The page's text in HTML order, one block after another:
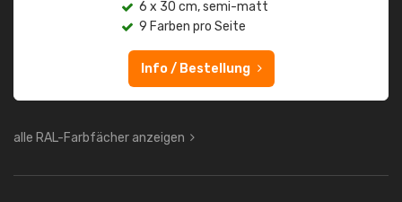
6 x 30 cm, semi-matt
9 Farben pro Seite
Info / Bestellung
alle RAL-Farbfächer anzeigen